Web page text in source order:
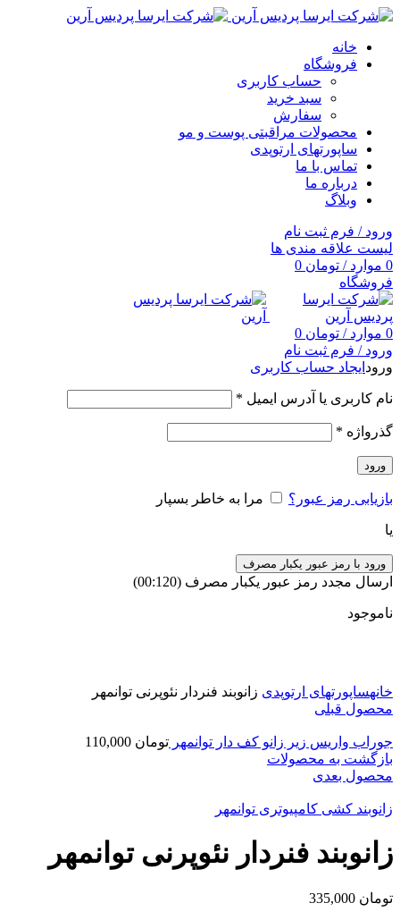
خانه
فروشگاه
حساب کاربری
سبد خرید
سفارش
محصولات مراقبتی پوست و مو
ساپورتهای ارتوپدی
تماس با ما
درباره ما
وبلاگ
ورود / فرم ثبت نام
لیست علاقه مندی ها
0 موارد / تومان
فروشگاه
0 موارد / تومان
ورود / فرم ثبت نام
ورود ایجاد حساب کاربری
نام کاربری یا آدرس ایمیل *
گذرواژه *
ورود
بازیابی رمز عبور؟ مرا به خاطر بسپار
یا
ورود با رمز عبور یکبار مصرف
ارسال مجدد رمز عبور یکبار مصرف (00:
120
)
ناموجود
خانهساپورتهای ارتوپدی زانوبند فنردار نئوپرنی توانمهر
محصول قبلی
جوراب واریس زیر زانو کف دار توانمهر تومان
بازگشت به محصولات
محصول بعدی
زانوبند کشی کامپیوتری توانمهر
زانوبند فنردار نئوپرنی توانمهر
تومان